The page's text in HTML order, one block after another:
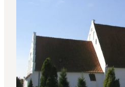
For børn
Kultur
Gastronomi
Planlæg din ferie